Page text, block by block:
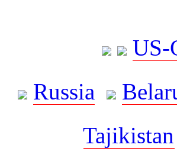
US-
Russia
Tajikistan